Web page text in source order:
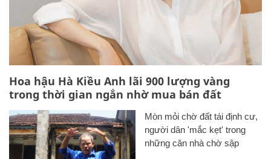
Hoa hậu Hà Kiều Anh lãi 900 lượng vàng
trong thời gian ngắn nhờ mua bán đất
Mòn mỏi chờ đất tái định cư,
người dân 'mắc kẹt' trong
những căn nhà chờ sập